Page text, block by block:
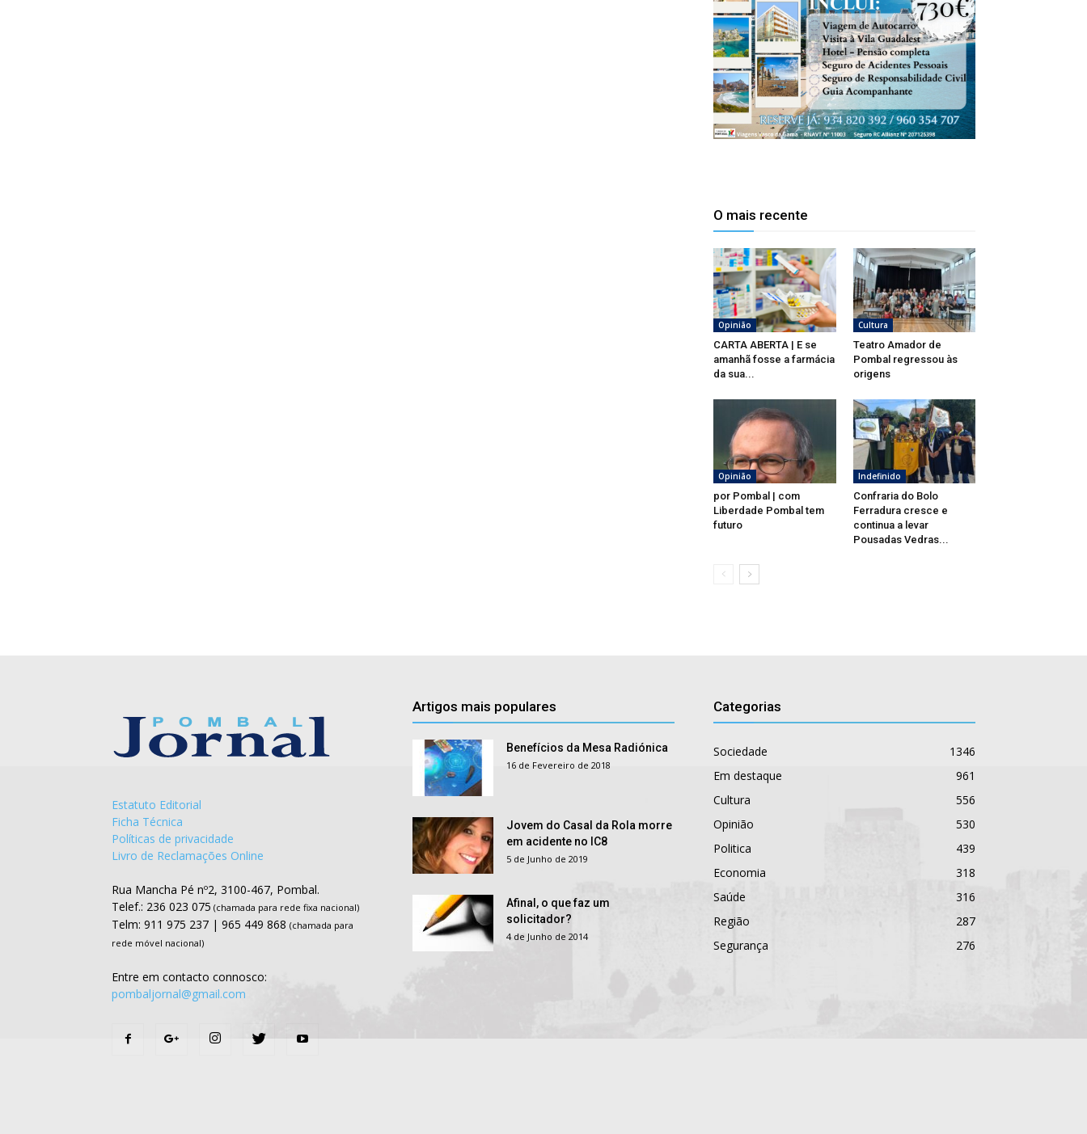
O mais recente
Opinião
CARTA ABERTA | E se
amanhã fosse a farmácia
da sua...
Cultura
Teatro Amador de
Pombal regressou às
origens
Opinião
por Pombal | com
Liberdade Pombal tem
futuro
Indefinido
Confraria do Bolo
Ferradura cresce e
continua a levar
Pousadas Vedras...
Estatuto Editorial
Ficha Técnica
Políticas de privacidade
Livro de Reclamações Online
Rua Mancha Pé nº2, 3100-467, Pombal.
Telef.: 236 023 075 (chamada para rede fixa nacional)
Telm: 911 975 237 | 965 449 868 (chamada para
rede móvel nacional)
Entre em contacto connosco:
pombaljornal@gmail.com
Artigos mais populares
Benefícios da Mesa Radiónica
16 de Fevereiro de 2018
Jovem do Casal da Rola morre
em acidente no IC8
5 de Junho de 2019
Afinal, o que faz um
solicitador?
4 de Junho de 2014
Categorias
Sociedade
1346
Em destaque
961
Cultura
556
Opinião
530
Politica
439
Economia
318
Saúde
316
Região
287
Segurança
276